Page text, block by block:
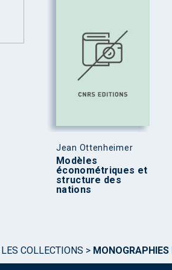
Jean Ottenheimer
Modèles
économétriques et
structure des
nations
COLLECTIONS >